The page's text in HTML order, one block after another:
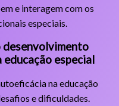
e interagem com os
especiais.
desenvolvimento
especial
na educação
e dificuldades.